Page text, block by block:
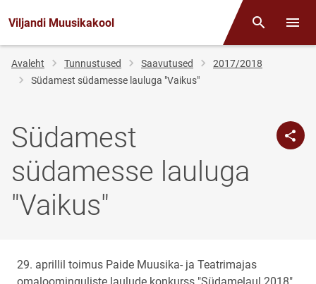
Viljandi Muusikakool Otsing
Jälglink
Avaleht Tunnustused Saavutused
2017/2018
Südamest südamesse lauluga "Vaikus"
Südamest
südamesse lauluga
"Vaikus"
29. aprillil toimus Paide Muusika- ja Teatrimajas